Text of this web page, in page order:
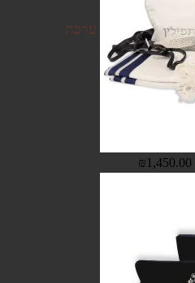
ערכת
₪1,450.00